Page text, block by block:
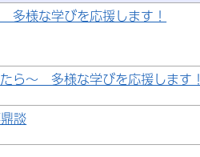
様な学びを応援します！
ら～ 多様な学びを応援します！
談